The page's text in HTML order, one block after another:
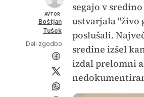
AVTOR:
Boštjan
Tušek
Deli zgodbo:
segajo v
ustvarjala "živo
poslušali.
sredine izšel
izdal prelomni